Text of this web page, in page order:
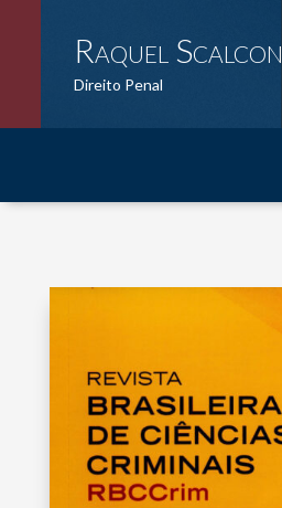
Raquel Scalcon
Direito Penal